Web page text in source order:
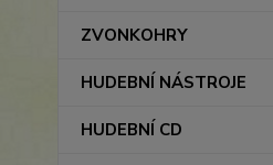
ZVONKOHRY
HUDEBNÍ NÁSTROJE
HUDEBNÍ CD